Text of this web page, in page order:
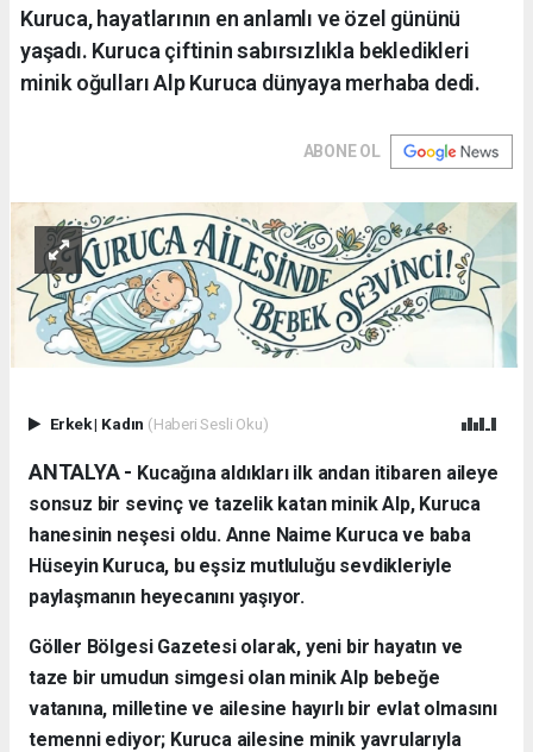
Kuruca, hayatlarının en anlamlı ve özel gününü
yaşadı. Kuruca çiftinin sabırsızlıkla bekledikleri
minik oğulları Alp Kuruca dünyaya merhaba dedi.
ABONE OL
Erkek| Kadın (Haberi Sesli Oku)
ANTALYA - ​ Kucağına aldıkları ilk andan itibaren aileye
sonsuz bir sevinç ve tazelik katan minik Alp, Kuruca
hanesinin neşesi oldu. Anne Naime Kuruca ve baba
Hüseyin Kuruca, bu eşsiz mutluluğu sevdikleriyle
paylaşmanın heyecanını yaşıyor.
​Göller Bölgesi Gazetesi olarak, yeni bir hayatın ve
taze bir umudun simgesi olan minik Alp bebeğe
vatanına, milletine ve ailesine hayırlı bir evlat olmasını
temenni ediyor; Kuruca ailesine minik yavrularıyla